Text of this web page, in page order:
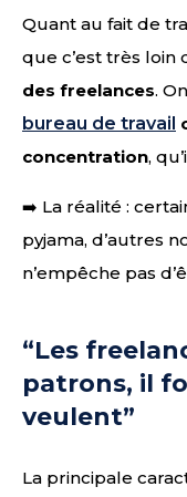
Quant au fait de
que c’est très loin
des freelances.
bureau de travail
concentration,
➡️ La réalité :
pyjama, d’autres
n’empêche pas
“Les
patrons, il
veulent”
La principale